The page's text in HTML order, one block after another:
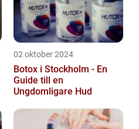
02 oktober 2024
Botox i Stockholm - En
Guide till en
Ungdomligare Hud